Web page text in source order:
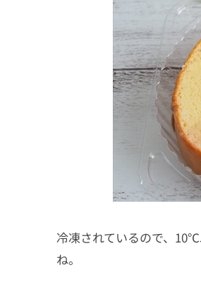
冷凍されているので、
ね。